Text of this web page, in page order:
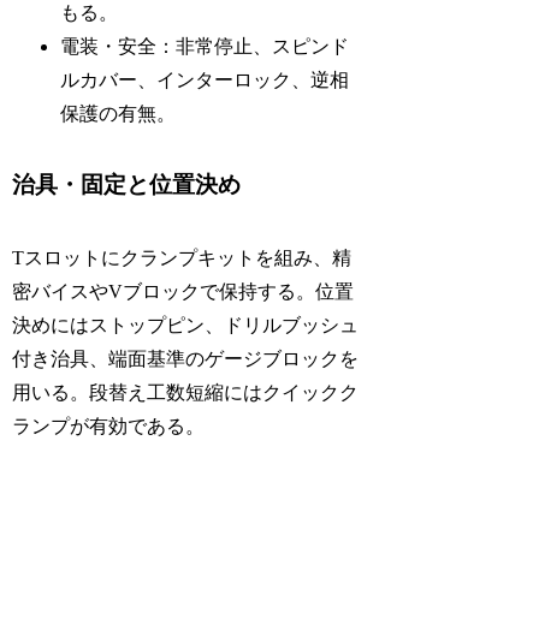
もる。
電装・安全：非常停止、スピンド
ルカバー、インターロック、逆相
保護の有無。
治具・固定と位置決め
Tスロットにクランプキットを組み、精
密バイスやVブロックで保持する。位置
決めにはストップピン、ドリルブッシュ
付き治具、端面基準のゲージブロックを
用いる。段替え工数短縮にはクイックク
ランプが有効である。